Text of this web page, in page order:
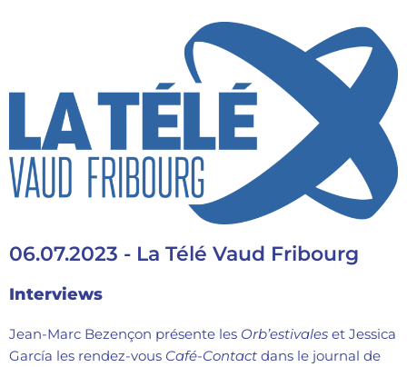
06.07.2023 - La Télé Vaud Fribourg
Interviews
Jean-Marc Bezençon présente les Orb’estivales et Jessica
García les rendez-vous Café-Contact dans le journal de